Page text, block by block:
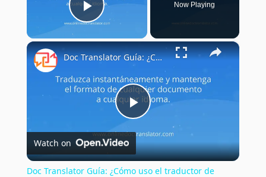
Play Video
Now Playing
×
Play
Video
Doc Translator Guía: ¿Cómo uso el traductor de documentos?
Watch on
Doc Translator Guía: ¿Cómo uso el traductor de